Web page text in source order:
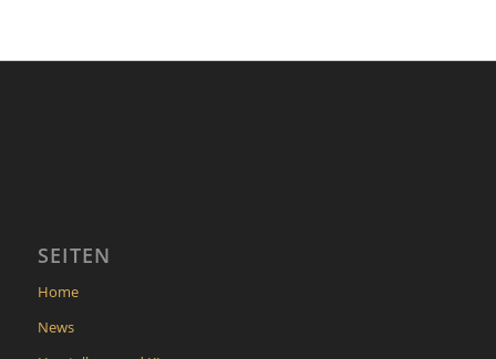
SEITEN
Home
News